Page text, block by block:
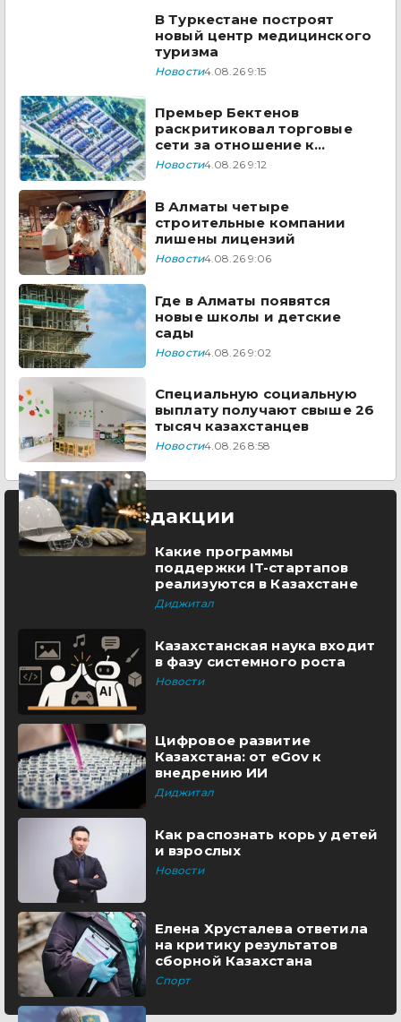
В Туркестане построят
новый центр медицинского
туризма
Новости4.08.26 9:15
Премьер Бектенов
раскритиковал торговые
сети за отношение к
казахстанским товарам
Новости4.08.26 9:12
В Алматы четыре
строительные компании
лишены лицензий
Новости4.08.26 9:06
Где в Алматы появятся
новые школы и детские
сады
Новости4.08.26 9:02
Специальную социальную
выплату получают свыше 26
тысяч казахстанцев
Новости4.08.26 8:58
Выбор редакции
Какие программы
поддержки IT-стартапов
реализуются в Казахстане
Диджитал
Казахстанская наука входит
в фазу системного роста
Новости
Цифровое развитие
Казахстана: от eGov к
внедрению ИИ
Диджитал
Как распознать корь у детей
и взрослых
Новости
Елена Хрусталева ответила
на критику результатов
сборной Казахстана
Спорт